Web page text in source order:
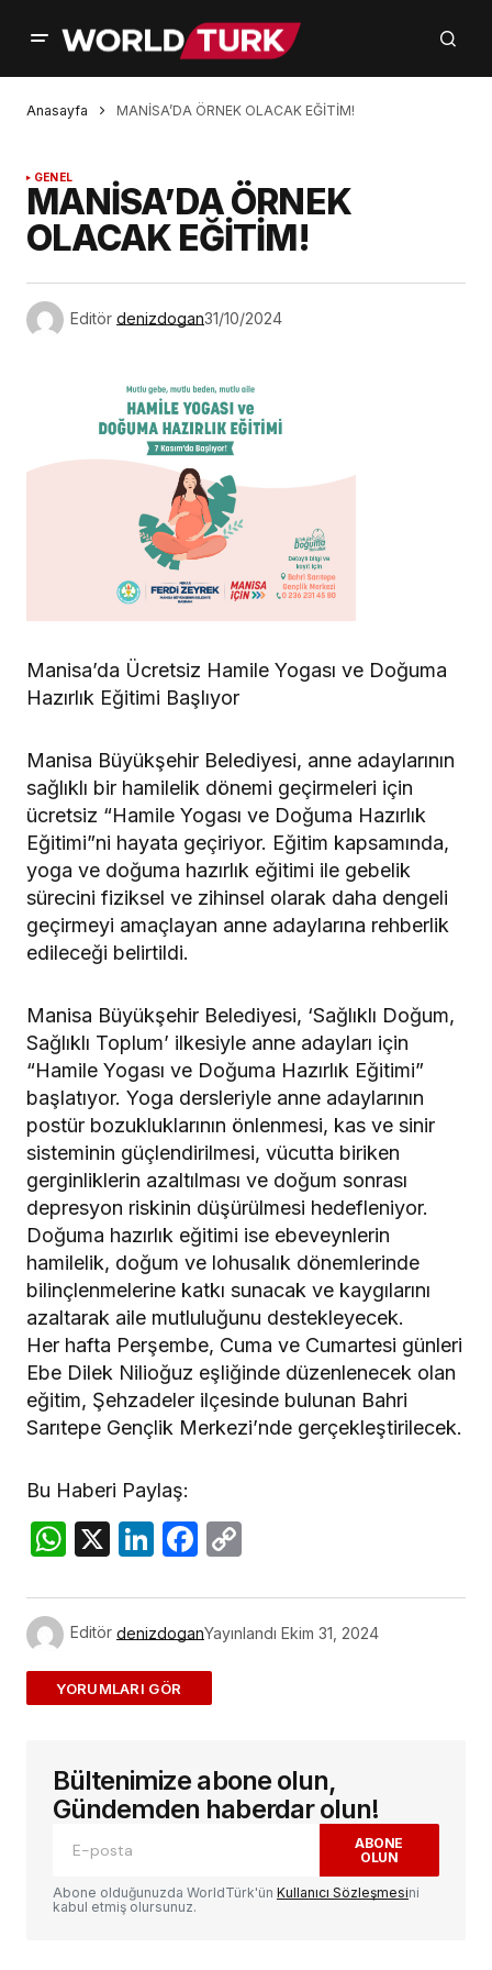
Anasayfa MANİSA’DA ÖRNEK OLACAK EĞİTİM!
GENEL
MANİSA’DA ÖRNEK
OLACAK EĞİTİM!
Editör denizdogan31/10/2024
Manisa’da Ücretsiz Hamile Yogası ve Doğuma
Hazırlık Eğitimi Başlıyor
Manisa Büyükşehir Belediyesi, anne adaylarının
sağlıklı bir hamilelik dönemi geçirmeleri için
ücretsiz “Hamile Yogası ve Doğuma Hazırlık
Eğitimi”ni hayata geçiriyor. Eğitim kapsamında,
yoga ve doğuma hazırlık eğitimi ile gebelik
sürecini fiziksel ve zihinsel olarak daha dengeli
geçirmeyi amaçlayan anne adaylarına rehberlik
edileceği belirtildi.
Manisa Büyükşehir Belediyesi, ‘Sağlıklı Doğum,
Sağlıklı Toplum’ ilkesiyle anne adayları için
“Hamile Yogası ve Doğuma Hazırlık Eğitimi”
başlatıyor. Yoga dersleriyle anne adaylarının
postür bozukluklarının önlenmesi, kas ve sinir
sisteminin güçlendirilmesi, vücutta biriken
gerginliklerin azaltılması ve doğum sonrası
depresyon riskinin düşürülmesi hedefleniyor.
Doğuma hazırlık eğitimi ise ebeveynlerin
hamilelik, doğum ve lohusalık dönemlerinde
bilinçlenmelerine katkı sunacak ve kaygılarını
azaltarak aile mutluluğunu destekleyecek.
Her hafta Perşembe, Cuma ve Cumartesi günleri
Ebe Dilek Nilioğuz eşliğinde düzenlenecek olan
eğitim, Şehzadeler ilçesinde bulunan Bahri
Sarıtepe Gençlik Merkezi’nde gerçekleştirilecek.
Bu Haberi Paylaş:
WhatsApp
X LinkedIn
Facebook
Editör denizdoganYayınlandı Ekim 31, 2024
ADD A COMMENT
E-posta adresiniz yayınlanmayacak.
alanlar*ile işaretlenmişlerdir
Yorum
Bültenimize abone olun,
Gündemden haberdar olun!
ABONE
OLUN
Abone olduğunuzda WorldTürk'ün Kullanıcı Sözleşmesini
kabul etmiş olursunuz.